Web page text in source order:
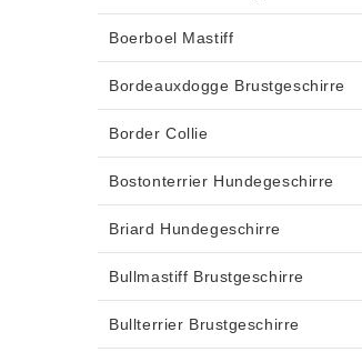
Boerboel Mastiff
Bordeauxdogge Brustgeschirre
Border Collie
Bostonterrier Hundegeschirre
Briard Hundegeschirre
Bullmastiff Brustgeschirre
Bullterrier Brustgeschirre